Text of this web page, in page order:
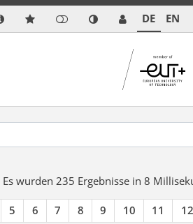
DE EN
Es wurden 235 Ergebnisse in 8
5 6 7 8 9 10 11 12